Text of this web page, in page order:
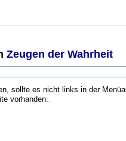
Zeugen der Wahrheit
sollte es nicht links in der
vorhanden..